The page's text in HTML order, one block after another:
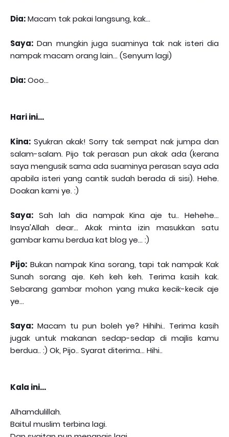
Dia:Macam tak pakai langsung, kak...
Saya: Dan mungkin juga suaminya tak nak isteri dia
nampak macam orang lain... (Senyum lagi)
Dia:Ooo...
Hari ini...
Kina: Syukran akak! Sorry tak sempat nak jumpa dan
salam-salam. Pijo tak perasan pun akak ada (kerana
saya mengusik sama ada suaminya perasan saya ada
apabila isteri yang cantik sudah berada di sisi). Hehe.
Doakan kami ye. :)
Saya: Sah lah dia nampak Kina aje tu.. Hehehe...
Insya'Allah dear... Akak minta izin masukkan satu
gambar kamu berdua kat blog ye... :)
Pijo: Bukan nampak Kina sorang, tapi tak nampak Kak
Sunah sorang aje. Keh keh keh. Terima kasih kak.
Sebarang gambar mohon yang muka kecik-kecik aje
ye...
Saya: Macam tu pun boleh ye? Hihihi.. Terima kasih
jugak untuk makanan sedap-sedap di majlis kamu
berdua.. :) Ok, Pijo.. Syarat diterima... Hihi..
Kala ini...
Alhamdulillah.
Baitul muslim terbina lagi.